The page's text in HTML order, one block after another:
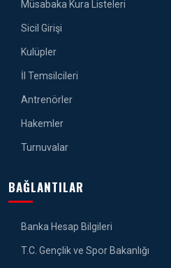
Müsabaka Kura Listeleri
Sicil Girişi
Kulüpler
İl Temsilcileri
Antrenörler
Hakemler
Turnuvalar
BAĞLANTILAR
Banka Hesap Bilgileri
T.C. Gençlik ve Spor Bakanlığı